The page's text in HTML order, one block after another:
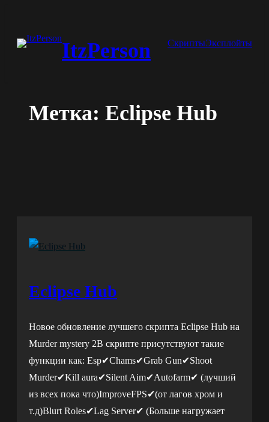
содержимомуItzPerson СкриптыЭксплойты
Метка: Eclipse Hub
Eclipse Hub
Новое обновление лучшего скрипта Eclipse Hub на
Murder mystery 2В скрипте присутствуют такие
функции как: Esp✔Chams✔Grab Gun✔Shoot
Murder✔Kill aura✔Silent Aim✔Autofarm✔ (лучший
из всех пока что)ImproveFPS✔(от лагов хром и
т.д)Blurt Roles✔Lag Server✔ (Больше нагружает